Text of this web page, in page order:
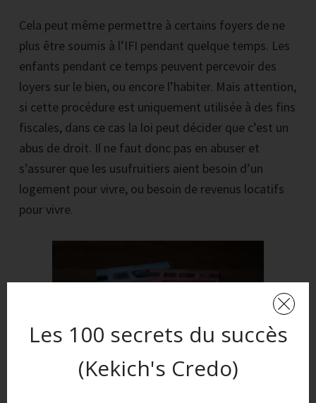
Cela peut même permettre à certains foyers de ne
plus être soumis à l’IFI pendant quelque temps. Les
enfants pendant ce temps peuvent percevoir des
loyers sur le bien, ou encore l’habiter. Mais attention,
si cette procédure est uniquement utilisée à des fins
fiscales, dans ce cas la loi peut décider que c’est un
abus de droit. Il ne faut donc pas en abuser et
s’assurer que les usufruitiers aient besoin d’un
logement pour vivre, ou besoin de revenus locatifs
pour vivre.
Les 100 secrets du succès
(Kekich's Credo)